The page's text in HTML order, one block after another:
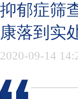
抑郁症筛
康落到实
2020-09-14